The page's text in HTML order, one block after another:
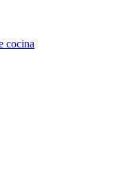
cocina